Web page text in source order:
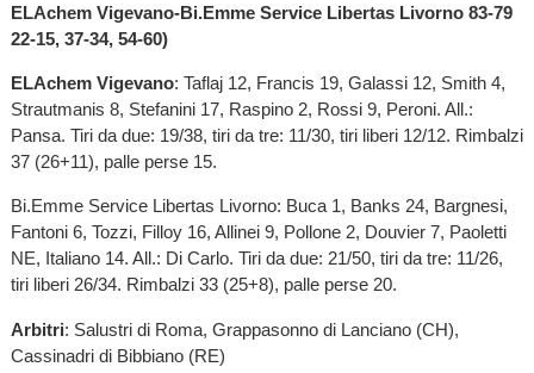
ELAchem Vigevano-Bi.Emme Service Libertas Livorno 83-79
22-15, 37-34, 54-60)
ELAchem Vigevano: Taflaj 12, Francis 19, Galassi 12, Smith 4,
Strautmanis 8, Stefanini 17, Raspino 2, Rossi 9, Peroni. All.:
Pansa. Tiri da due: 19/38, tiri da tre: 11/30, tiri liberi 12/12. Rimbalzi
37 (26+11), palle perse 15.
Bi.Emme Service Libertas Livorno: Buca 1, Banks 24, Bargnesi,
Fantoni 6, Tozzi, Filloy 16, Allinei 9, Pollone 2, Douvier 7, Paoletti
NE, Italiano 14. All.: Di Carlo. Tiri da due: 21/50, tiri da tre: 11/26,
tiri liberi 26/34. Rimbalzi 33 (25+8), palle perse 20.
Arbitri: Salustri di Roma, Grappasonno di Lanciano (CH),
Cassinadri di Bibbiano (RE)